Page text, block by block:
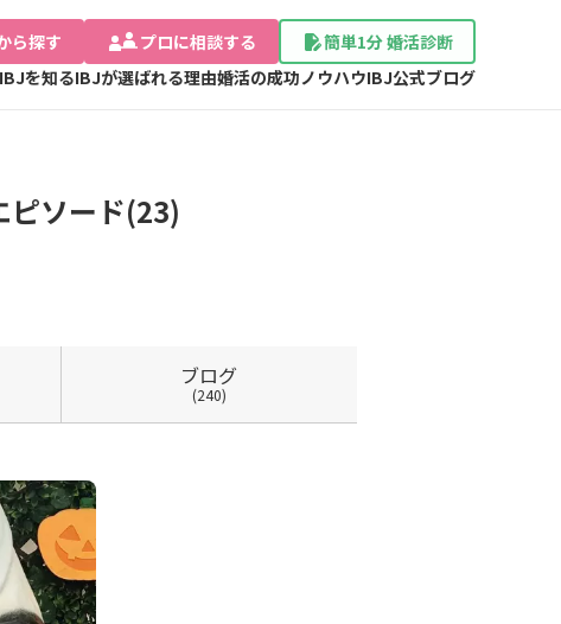
ら探す プロに相談する
簡単1分 婚活診断
IBJを知るIBJが選ばれる理由婚活の成功ノウハウIBJ公式ブログ
ピソード(23)
ブログ
(240)